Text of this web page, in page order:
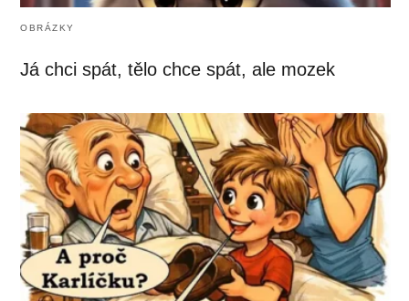
OBRÁZKY
Já chci spát, tělo chce spát, ale mozek